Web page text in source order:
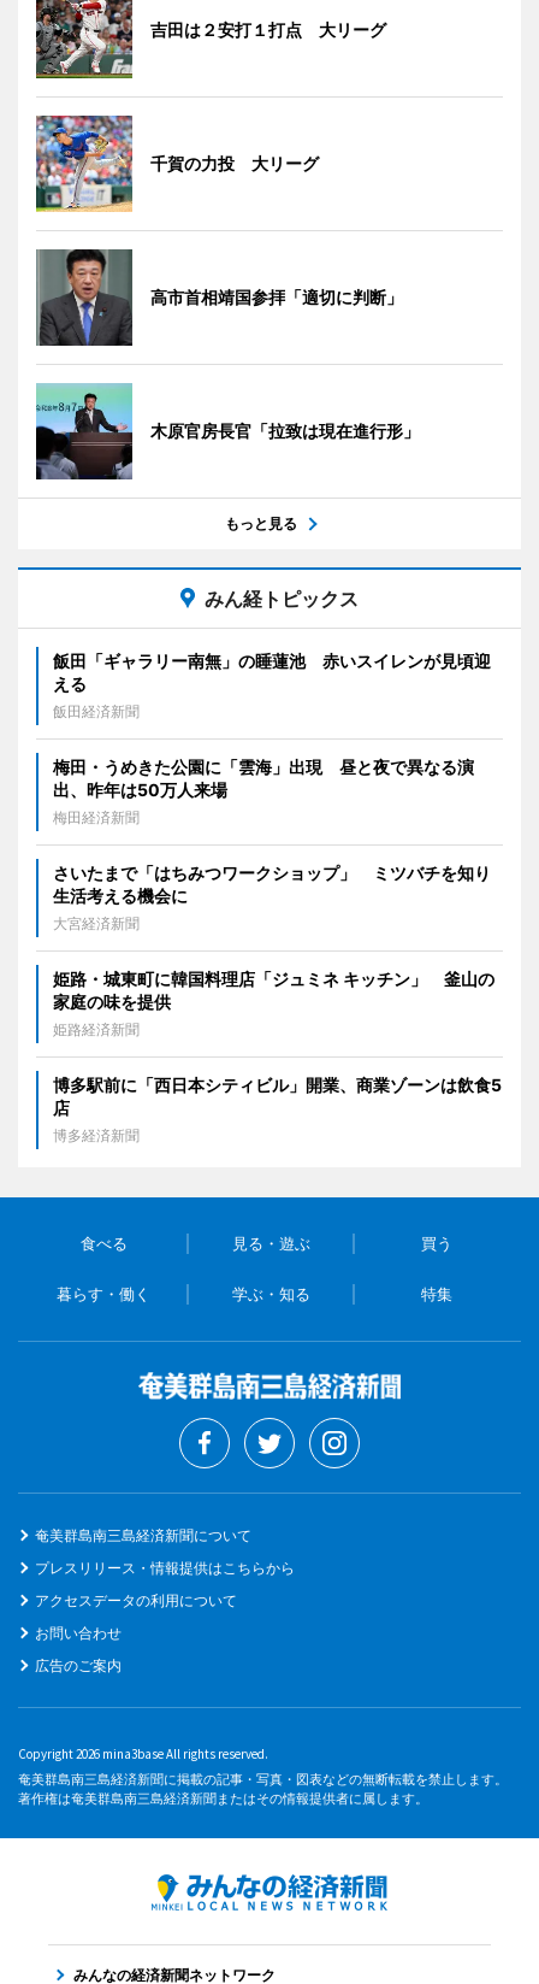
吉田は２安打１打点 大リーグ
千賀の力投 大リーグ
高市首相靖国参拝「適切に判断」
木原官房長官「拉致は現在進行形」
もっと見る
みん経トピックス
飯田「ギャラリー南無」の睡蓮池 赤いスイレンが見頃迎
える
飯田経済新聞
梅田・うめきた公園に「雲海」出現 昼と夜で異なる演
出、昨年は50万人来場
梅田経済新聞
さいたまで「はちみつワークショップ」 ミツバチを知り
生活考える機会に
大宮経済新聞
姫路・城東町に韓国料理店「ジュミネ キッチン」 釜山の
家庭の味を提供
姫路経済新聞
博多駅前に「西日本シティビル」開業、商業ゾーンは飲食5
店
博多経済新聞
食べる 見る・遊ぶ 買う
暮らす・働く 学ぶ・知る 特集
奄美群島南三島経済新聞について
プレスリリース・情報提供はこちらから
アクセスデータの利用について
お問い合わせ
広告のご案内
Copyright 2026 mina3base All rights reserved.
奄美群島南三島経済新聞に掲載の記事・写真・図表などの無断転載を禁止します。
著作権は奄美群島南三島経済新聞またはその情報提供者に属します。
みんなの経済新聞ネットワーク